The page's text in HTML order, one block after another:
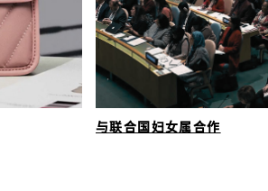
与联合国妇女属合作